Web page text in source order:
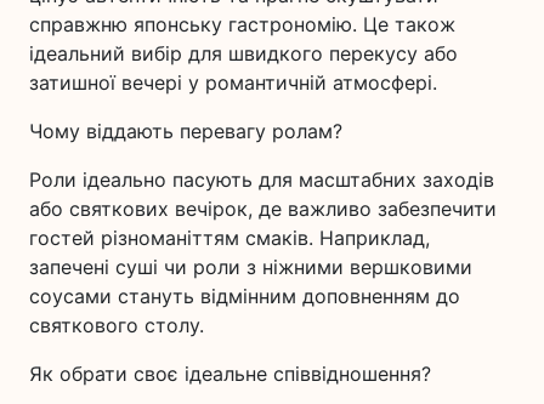
справжню японську гастрономію. Це також
ідеальний вибір для швидкого перекусу або
затишної вечері у романтичній атмосфері.
Чому віддають перевагу ролам?
Роли ідеально пасують для масштабних заходів
або святкових вечірок, де важливо забезпечити
гостей різноманіттям смаків. Наприклад,
запечені суші чи роли з ніжними вершковими
соусами стануть відмінним доповненням до
святкового столу.
Як обрати своє ідеальне співвідношення?